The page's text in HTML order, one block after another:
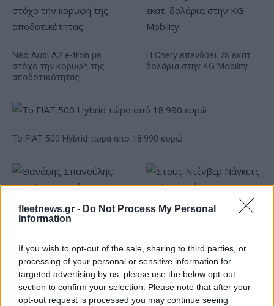
fleetnews.gr - Do Not Process My Personal
Information
If you wish to opt-out of the sale, sharing to third parties, or
processing of your personal or sensitive information for
targeted advertising by us, please use the below opt-out
section to confirm your selection. Please note that after your
opt-out request is processed you may continue seeing
Νέο Audi A2 e-tron με
στόχο την κορυφή της
αποδοτικότητας
Η Chery επενδύει 75 εκατ.
δολάρια στην KG Mobility
Το FIAT 500 Hybrid τώρα από 18.990 ευρώ
είμαι χαρούμενος με ένα
μετάλλιο"
Στους Ντένβερ Νάγκετς ο